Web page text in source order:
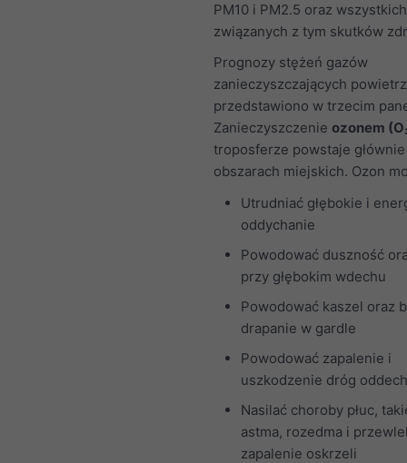
PM10 i PM2.5 oraz wszystkich
związanych z tym skutków
Prognozy stężeń gazów
zanieczyszczających
przedstawiono w trzecim
Zanieczyszczenie ozonem
troposferze powstaje
obszarach miejskich. Ozon
Utrudniać głębokie i
oddychanie
Powodować duszność
przy głębokim wdechu
Powodować kaszel oraz
drapanie w gardle
Powodować zapalenie i
uszkodzenie dróg
Nasilać choroby płuc,
astma, rozedma i
zapalenie oskrzeli